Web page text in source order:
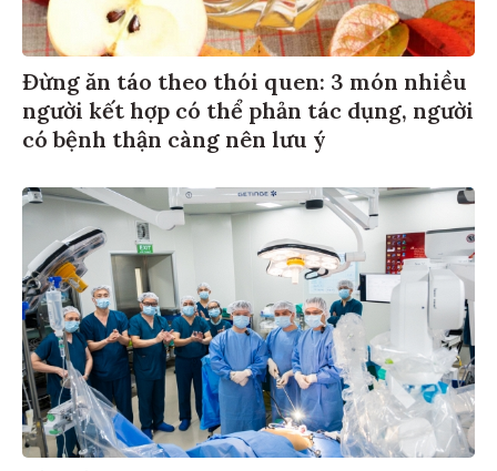
Đừng ăn táo theo thói quen: 3 món nhiều
người kết hợp có thể phản tác dụng, người
có bệnh thận càng nên lưu ý